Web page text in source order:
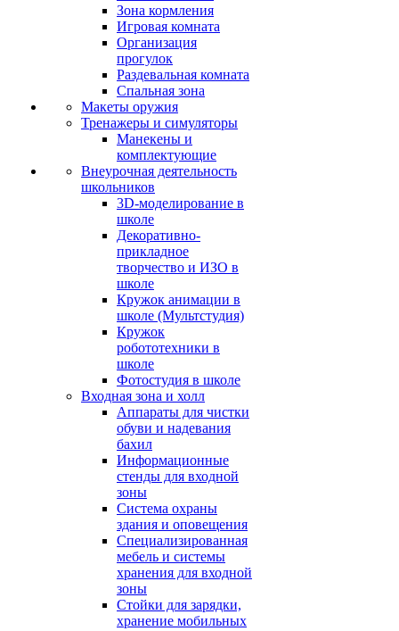
Зона кормления
Игровая комната
Организация
прогулок
Раздевальная комната
Спальная зона
Макеты оружия
Тренажеры и симуляторы
Манекены и
комплектующие
Внеурочная деятельность
школьников
3D-моделирование в
школе
Декоративно-
прикладное
творчество и ИЗО в
школе
Кружок анимации в
школе (Мультстудия)
Кружок
робототехники в
школе
Фотостудия в школе
Входная зона и холл
Аппараты для чистки
обуви и надевания
бахил
Информационные
стенды для входной
зоны
Система охраны
здания и оповещения
Специализированная
мебель и системы
хранения для входной
зоны
Стойки для зарядки,
хранение мобильных